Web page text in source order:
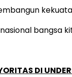
bangsa
DI